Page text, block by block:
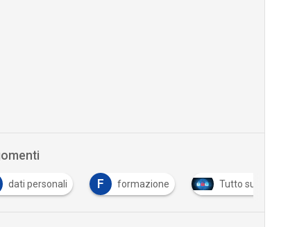
dati personali F formazione Tutto su Cyber